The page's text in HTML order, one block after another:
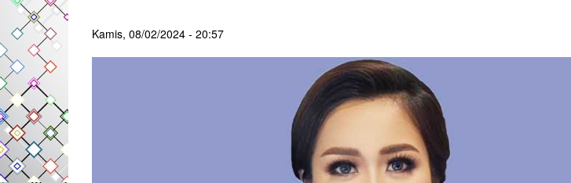
Kamis, 08/02/2024 - 20:57